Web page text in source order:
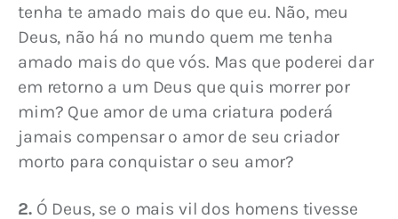
tenha te amado mais do que eu. Não, meu
Deus, não há no mundo quem me tenha
amado mais do que vós. Mas que poderei dar
em retorno a um Deus que quis morrer por
mim? Que amor de uma criatura poderá
jamais compensar o amor de seu criador
morto para conquistar o seu amor?
2. Ó Deus, se o mais vil dos homens tivesse